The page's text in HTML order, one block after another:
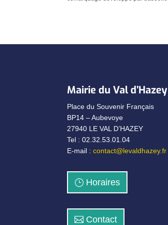
Mairie du Val d’Hazey
Place du Souvenir Français
BP14 – Aubevoye
27940 LE VAL D’HAZEY
Tel : 02.32.53.01.04
E-mail :contact@levaldhazey.fr
Horaires
Contact